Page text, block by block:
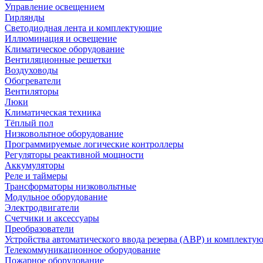
Управление освещением
Гирлянды
Светодиодная лента и комплектующие
Иллюминация и освещение
Климатическое оборудование
Вентиляционные решетки
Воздуховоды
Обогреватели
Вентиляторы
Люки
Климатическая техника
Тёплый пол
Низковольтное оборудование
Программируемые логические контроллеры
Регуляторы реактивной мощности
Аккумуляторы
Реле и таймеры
Трансформаторы низковольтные
Модульное оборудование
Электродвигатели
Счетчики и аксессуары
Преобразователи
Устройства автоматического ввода резерва (АВР) и
Телекоммуникационное оборудование
Пожарное оборудование